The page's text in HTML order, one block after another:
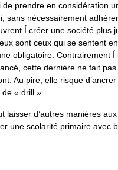
de prendre en considération
sans nécessairement
Í créer une société plus
sont ceux qui se sentent
obligatoire. Contrairement
cette dernière ne fait
Au pire, elle risque
« drill ».
laisser d’autres manières
une scolarité primaire avec